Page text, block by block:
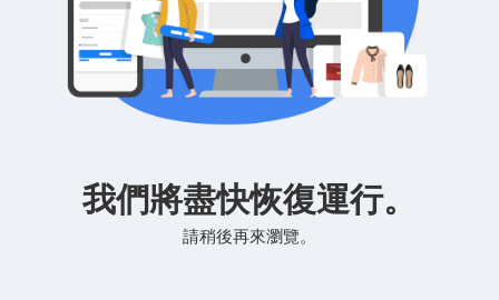
我們將盡快恢復運行。
請稍後再來瀏覽。